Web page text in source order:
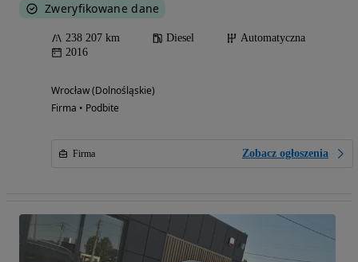
Zweryfikowane dane
238 207 km Diesel
Automatyczna
2016
Wrocław (Dolnośląskie)
Firma • Podbite
Firma Zobacz ogłoszenia